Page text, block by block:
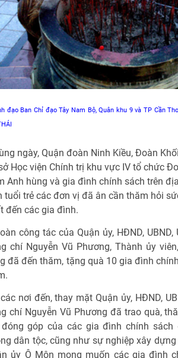
đạo Ban Chỉ đạo Tây Nam Bộ, Quân khu 9 và TP Cần
ngày, Quận đoàn Ninh Kiều, Đoàn
Học viện Chính trị khu vực IV tổ chức
Anh hùng và gia đình chính sách trên
tuổi trẻ các đơn vị đã ân cần thăm hỏi
đến các gia đình.
công tác của Quận ủy, HĐND,
chí Nguyễn Vũ Phương, Thành ủy
đã đến thăm, tặng quà 10 gia đình
nơi đến, thay mặt Quận ủy, HĐND,
chí Nguyễn Vũ Phương đã trao quà,
góp của các gia đình chính
dân tộc, cũng như sự nghiệp xây
ủy Ô Môn mong muốn các gia đình